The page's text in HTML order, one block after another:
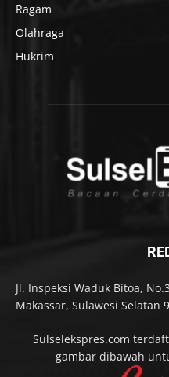
Ragam
Olahraga
Hukrim
Jl. Inspeksi Waduk Bitoa,
Makassar, Sulawesi Selatan
Sulselekspres.com
gambar dibawah